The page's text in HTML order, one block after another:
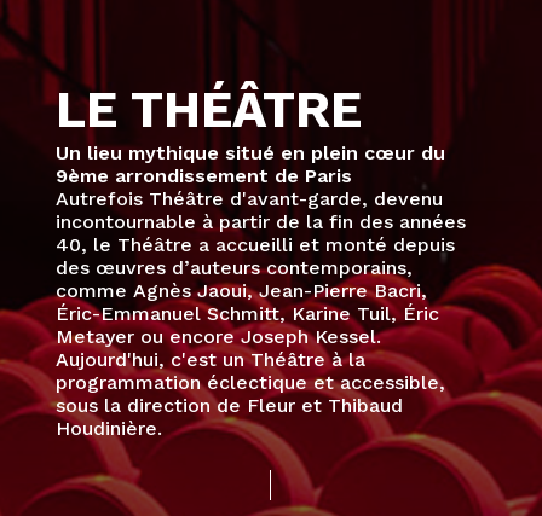
LE THÉÂTRE
Un lieu mythique situé en plein cœur du
9ème arrondissement de Paris
Autrefois Théâtre d'avant-garde, devenu
incontournable à partir de la fin des années
40, le Théâtre a accueilli et monté depuis
des œuvres d’auteurs contemporains,
comme Agnès Jaoui, Jean-Pierre Bacri,
Éric-Emmanuel Schmitt, Karine Tuil, Éric
Metayer ou encore Joseph Kessel.
Aujourd'hui, c'est un Théâtre à la
programmation éclectique et accessible,
sous la direction de Fleur et Thibaud
Houdinière.